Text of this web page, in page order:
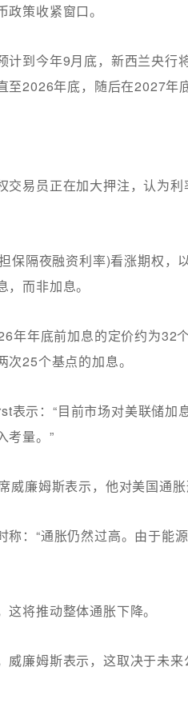
策收紧窗口。
计到今年9月底，新西兰央行
至2026年底，随后在2027年
交易员正在加大押注，认为
保隔夜融资利率)看涨期权
而非加息。
年年底前加息的定价约为32
25个基点的加息。
示：“目前市场对美联储加
考量。”
威廉姆斯表示，他对美国通胀
称：“通胀仍然过高。由于能
将推动整体通胀下降。
威廉姆斯表示，这取决于未